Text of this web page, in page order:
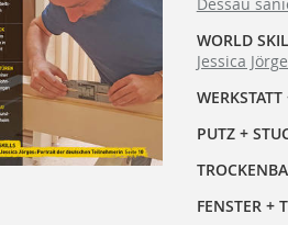
WORLD
Jessica
PUTZ +
FENSTER +